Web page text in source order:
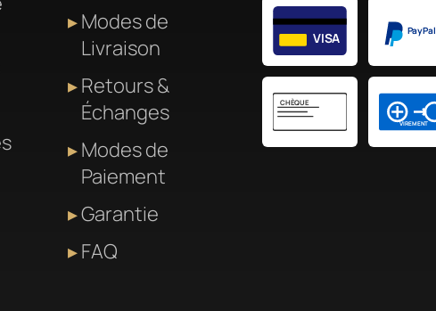
Modes de
Livraison
Retours &
Échanges
Modes de
Paiement
Garantie
FAQ
VISA PayPal
CHÈQUE
VIREMENT